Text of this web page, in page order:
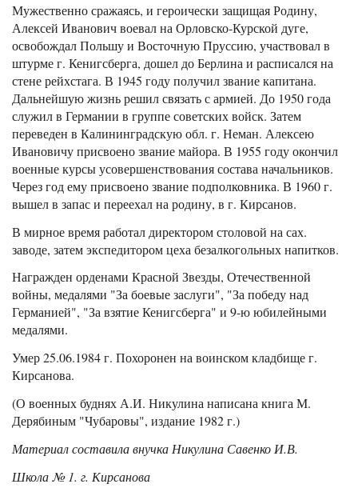
Мужественно сражаясь, и героически защищая Родину,
Алексей Иванович воевал на Орловско-Курской дуге,
освобождал Польшу и Восточную Пруссию, участвовал в
штурме г. Кенигсберга, дошел до Берлина и расписался на
стене рейхстага. В 1945 году получил звание капитана.
Дальнейшую жизнь решил связать с армией. До 1950 года
служил в Германии в группе советских войск. Затем
переведен в Калининградскую обл. г. Неман. Алексею
Ивановичу присвоено звание майора. В 1955 году окончил
военные курсы усовершенствования состава начальников.
Через год ему присвоено звание подполковника. В 1960 г.
вышел в запас и переехал на родину, в г. Кирсанов.
В мирное время работал директором столовой на сах.
заводе, затем экспедитором цеха безалкогольных напитков.
Награжден орденами Красной Звезды, Отечественной
войны, медалями "За боевые заслуги", "За победу над
Германией", "За взятие Кенигсберга" и 9-ю юбилейными
медалями.
Умер 25.06.1984 г. Похоронен на воинском кладбище г.
Кирсанова.
(О военных буднях А.И. Никулина написана книга М.
Дерябиным "Чубаровы", издание 1982 г.)
Материал составила внучка Никулина Савенко И.В.
Школа № 1. г. Кирсанова